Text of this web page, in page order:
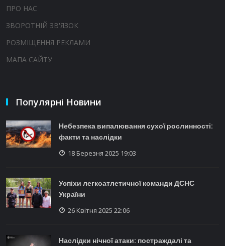
ПРО НАС
ЗВОРОТНІЙ ЗВ'ЯЗОК
РОЗМІЩЕННЯ РЕКЛАМИ
МАПА САЙТУ
Популярні Новини
Небезпека випалювання сухої рослинності:
факти та наслідки
18 Березня 2025 19:03
Успіхи легкоатлетичної команди ДСНС
України
26 Квітня 2025 22:06
Наслідки нічної атаки: постраждалі та